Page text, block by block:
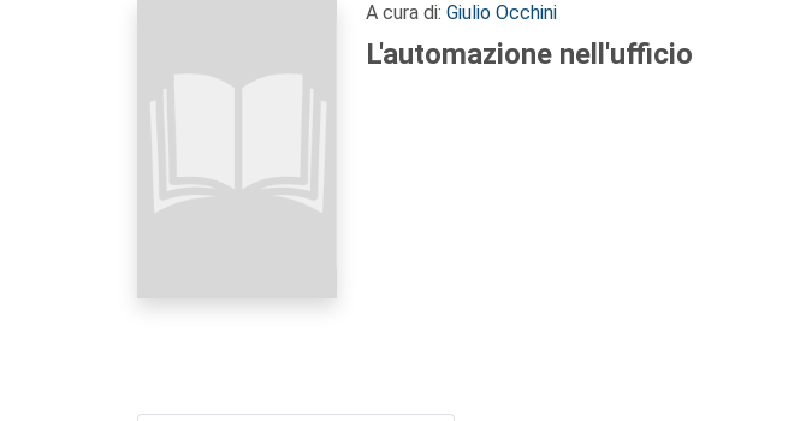
A cura di: Giulio Occhini
L'automazione nell'ufficio